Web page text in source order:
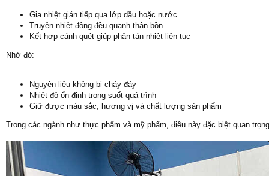
Gia nhiệt gián tiếp qua lớp dầu hoặc nước
Truyền nhiệt đồng đều quanh thân bồn
Kết hợp cánh quét giúp phân tán nhiệt liên tục
Nhờ đó:
Nguyên liệu không bị cháy đáy
Nhiệt độ ổn định trong suốt quá trình
Giữ được màu sắc, hương vị và chất lượng sản phẩm
Trong các ngành như thực phẩm và mỹ phẩm, điều này đặc biệt quan